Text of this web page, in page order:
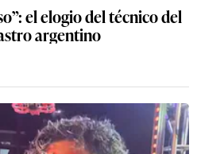
el elogio del técnico del
argentino